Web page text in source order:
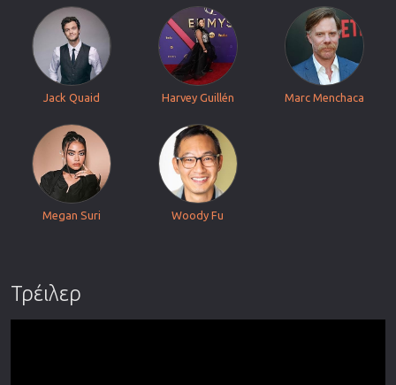
Jack Quaid Harvey Guillén Marc Menchaca
Megan Suri Woody Fu
Τρέιλερ